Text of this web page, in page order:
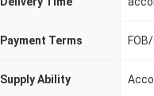
Payment Terms
Supply Ability